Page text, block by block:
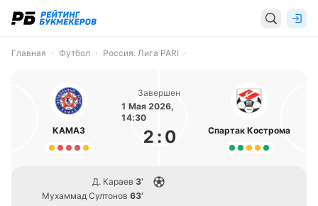
Главная Футбол Россия. Лига PARI
КАМАЗ
Завершен
1 Мая 2026,
14:30
2 : 0 Спартак Кострома
Д. Караев 3’
Мухаммад Султонов 63’